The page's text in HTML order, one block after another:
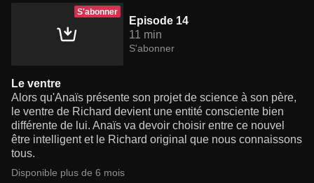
S'abonner
Episode 14
11 min
S'abonner
Le ventre
Alors qu'Anaïs présente son projet de science à son père,
le ventre de Richard devient une entité consciente bien
différente de lui. Anaïs va devoir choisir entre ce nouvel
être intelligent et le Richard original que nous connaissons
tous.
Disponible plus de 6 mois